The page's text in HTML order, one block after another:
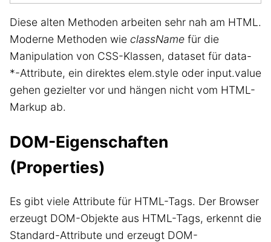
Diese alten Methoden arbeiten sehr nah am HTML.
Moderne Methoden wie className für die
Manipulation von CSS-Klassen, dataset für data-
*-Attribute, ein direktes elem.style oder input.value
gehen gezielter vor und hängen nicht vom HTML-
Markup ab.
DOM-Eigenschaften
(Properties)
Es gibt viele Attribute für HTML-Tags. Der Browser
erzeugt DOM-Objekte aus HTML-Tags, erkennt die
Standard-Attribute und erzeugt DOM-